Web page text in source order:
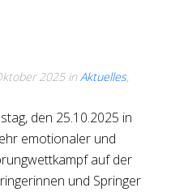
2025inAktuelles,
den 25.10.2025 in
emotionaler und
auf der
und Springer